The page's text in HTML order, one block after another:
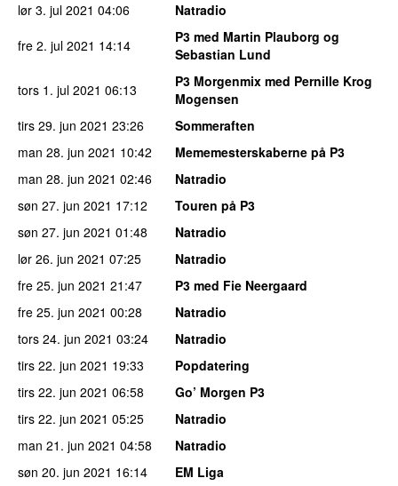
lør 3. jul 2021 04:06
Natradio
fre 2. jul 2021 14:14
P3 med Martin Plauborg og
Sebastian Lund
tors 1. jul 2021 06:13
P3 Morgenmix med Pernille Krog
Mogensen
tirs 29. jun 2021 23:26
Sommeraften
man 28. jun 2021 10:42
Mememesterskaberne på P3
man 28. jun 2021 02:46
Natradio
søn 27. jun 2021 17:12
Touren på P3
søn 27. jun 2021 01:48
Natradio
lør 26. jun 2021 07:25
Natradio
fre 25. jun 2021 21:47
P3 med Fie Neergaard
fre 25. jun 2021 00:28
Natradio
tors 24. jun 2021 03:24
Natradio
tirs 22. jun 2021 19:33
Popdatering
tirs 22. jun 2021 06:58
Go’ Morgen P3
tirs 22. jun 2021 05:25
Natradio
man 21. jun 2021 04:58
Natradio
søn 20. jun 2021 16:14
EM Liga